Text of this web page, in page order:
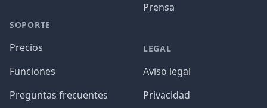
SOPORTE
Precios
Funciones
Preguntas frecuentes
Prensa
LEGAL
Aviso legal
Privacidad